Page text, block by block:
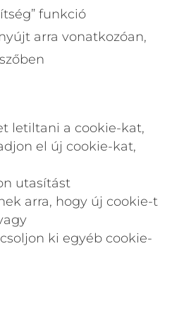
funkció
arra vonatkozóan,
letiltani a cookie-kat,
el új cookie-kat,
utasítást
arra, hogy új cookie-t
ki egyéb cookie-